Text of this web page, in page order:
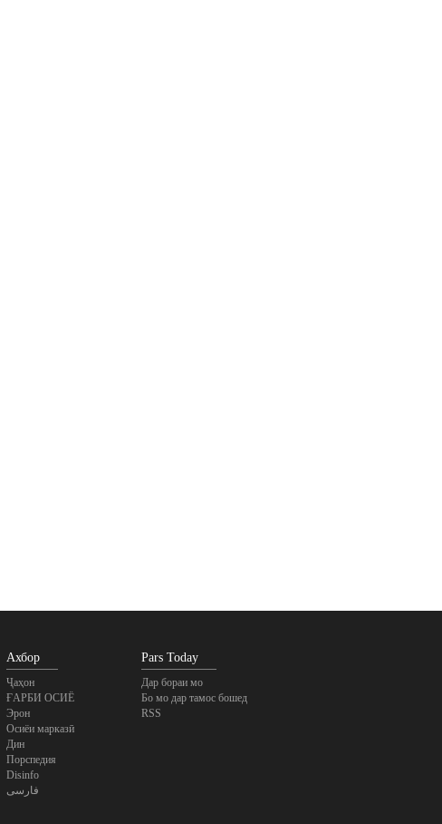
Ахбор
Ҷаҳон
ҒАРБИ ОСИЁ
Эрон
Осиёи марказӣ
Дин
Порспедия
Disinfo
فارسی
Pars Today
Дар бораи мо
Бо мо дар тамос бошед
RSS